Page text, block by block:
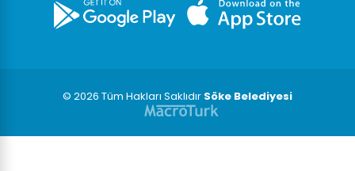
© 2026 Tüm Hakları Saklıdır Söke Belediyesi